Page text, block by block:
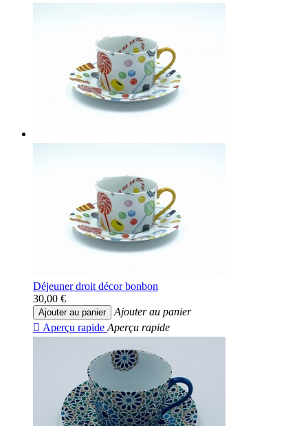
Déjeuner droit décor bonbon
30,00 €
Ajouter au panier
Ajouter au panier
 Aperçu rapide Aperçu rapide